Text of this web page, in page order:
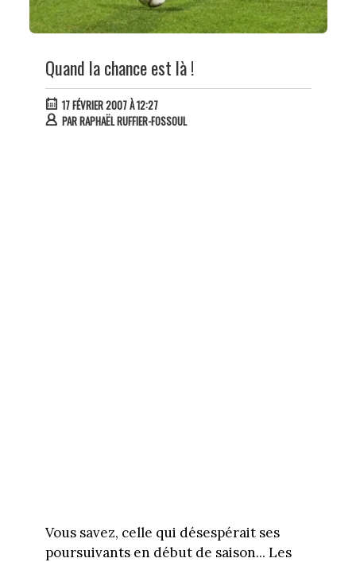
Quand la chance est là !
17 FÉVRIER 2007 À 12:27
PARRAPHAËL RUFFIER-FOSSOUL
Vous savez, celle qui désespérait ses
poursuivants en début de saison... Les